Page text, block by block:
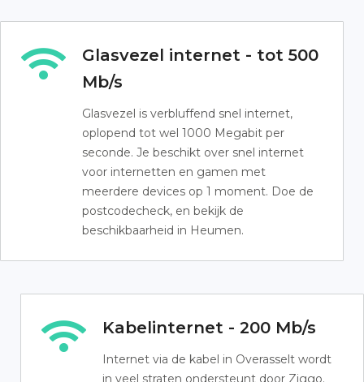
Glasvezel internet - tot 500
Mb/s
Glasvezel is verbluffend snel internet,
oplopend tot wel 1000 Megabit per
seconde. Je beschikt over snel internet
voor internetten en gamen met
meerdere devices op 1 moment. Doe de
postcodecheck, en bekijk de
beschikbaarheid in Heumen.
Kabelinternet - 200 Mb/s
Internet via de kabel in Overasselt wordt
in veel straten ondersteunt door Ziggo.